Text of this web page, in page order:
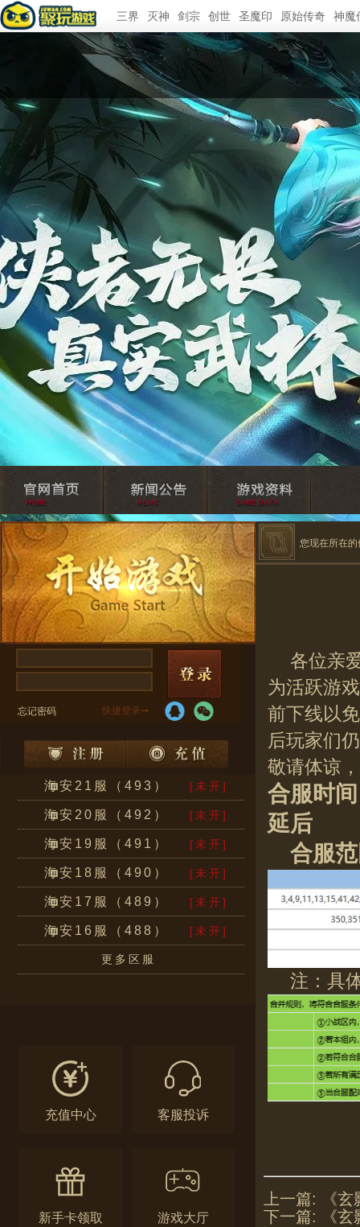
三界 灭神 剑宗 创世 圣魔印 原始传奇 神魔
海安21服（493） [未开]
海安20服（492） [未开]
海安19服（491） [未开]
海安18服（490） [未开]
海安17服（489） [未开]
海安16服（488） [未开]
更多区服
充值中心 客服投诉
新手卡领取 游戏大厅
您现在所在
各位亲
为活跃游
前下线以
后玩家们
敬请体谅
合服时
延后
合服
注：具
上一篇:
《
下一篇:
《